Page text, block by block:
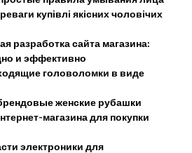
купівлі якісних чоловічих
разработка сайта магазина:
и эффективно
головоломки в виде
женские рубашки
магазина для покупки
электроники для